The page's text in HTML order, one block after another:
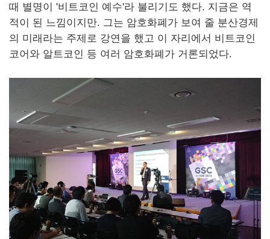
때 별명이 '비트코인 예수'라 불리기도 했다. 지금은 역
적이 된 느낌이지만. 그는 암호화폐가 보여 줄 분산경제
의 미래라는 주제로 강연을 했고 이 자리에서 비트코인
코어와 알트코인 등 여러 암호화폐가 거론되었다.